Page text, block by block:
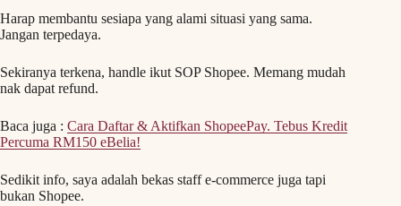
Harap membantu sesiapa yang alami situasi yang sama.
Jangan terpedaya.
Sekiranya terkena, handle ikut SOP Shopee. Memang mudah
nak dapat refund.
Baca juga : Cara Daftar & Aktifkan ShopeePay. Tebus Kredit
Percuma RM150 eBelia!
Sedikit info, saya adalah bekas staff e-commerce juga tapi
bukan Shopee.